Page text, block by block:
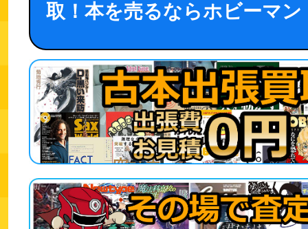
取！本を売るならホビーマン